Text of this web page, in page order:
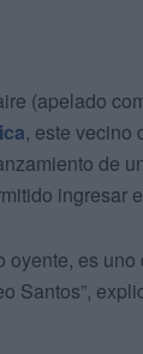
(apelado
, este vecino
de
ingresar
oyente, es
Santos”,